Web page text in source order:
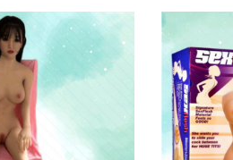
20kg
bôi trơn , Que hút ẩm , que
dụng: Nam giới trên 18+